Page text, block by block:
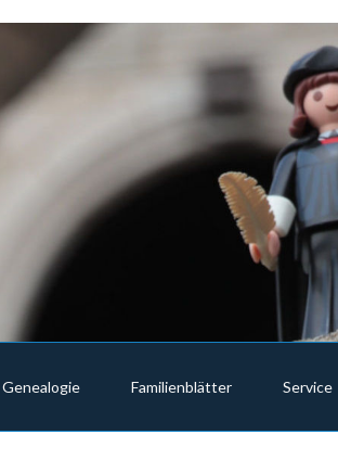
Genealogie Familienblätter Service